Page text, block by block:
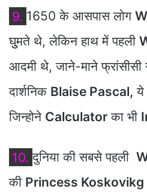
9. 1650 के आसपास लोग
घुुमते थे, लेकिन हाथ में पहली
आदमी थे, जाने-माने फ्रांसीसी
दार्शनिक Blaise Pascal, ये
जिन्‍होने Calculator का भी
10. दुनिया की सबसे पहली
की Princess Koskovikg